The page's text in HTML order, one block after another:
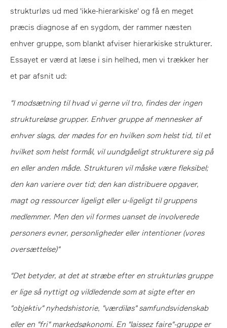
strukturløs ud med 'ikke-hierarkiske' og få en meget
præcis diagnose af en sygdom, der rammer næsten
enhver gruppe, som blankt afviser hierarkiske strukturer.
Essayet er værd at læse i sin helhed, men vi trækker her
et par afsnit ud:
"I modsætning til hvad vi gerne vil tro, findes der ingen
struktureløse grupper. Enhver gruppe af mennesker af
enhver slags, der mødes for en hvilken som helst tid, til et
hvilket som helst formål, vil uundgåeligt strukturere sig på
en eller anden måde. Strukturen vil måske være fleksibel;
den kan variere over tid; den kan distribuere opgaver,
magt og ressourcer ligeligt eller u-ligeligt til gruppens
medlemmer. Men den vil formes uanset de involverede
personers evner, personligheder eller intentioner (vores
oversættelse)"
"Det betyder, at det at stræbe efter en strukturløs gruppe
er lige så nyttigt og vildledende som at sigte efter en
"objektiv" nyhedshistorie, "værdiløs" samfundsvidenskab
eller en "fri" markedsøkonomi. En "laissez faire"-gruppe er